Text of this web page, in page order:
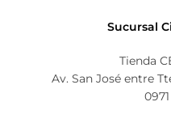
Sucursal
Tienda
Av. San José entre